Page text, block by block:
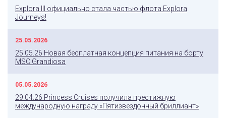
Explora III официально стала частью флота Explora
Journeys!
25.05.2026
25.05.26 Новая бесплатная концепция питания на борту
MSC Grandiosa
05.05.2026
29.04.26 Princess Cruises получила престижную
международную награду «Пятизвездочный бриллиант»